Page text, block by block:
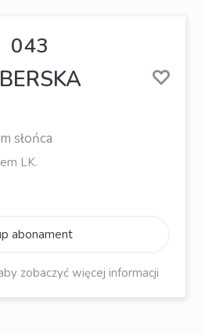
043
słońca
LK.
abonament
zobaczyć więcej informacji